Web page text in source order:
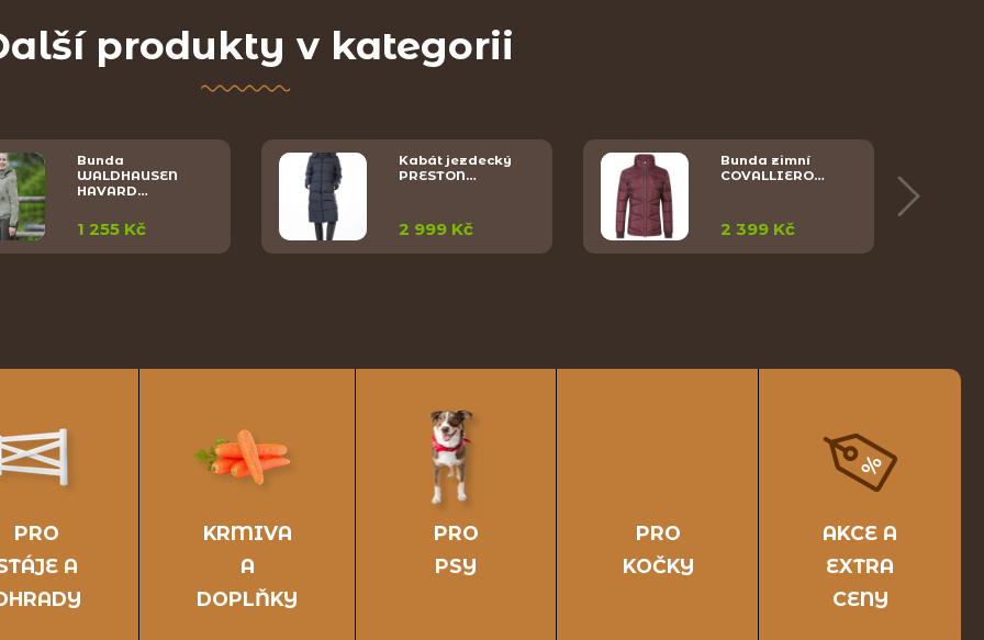
produkty v kategorii
Bunda
WALDHAUSEN
HAVARD…
1 255 Kč
Kabát jezdecký
PRESTON…
2 999 Kč
Bunda zimní
COVALLIERO…
2 399 Kč
PRO
A
KRMIVA
A
DOPLŇKY
PRO
PSY
PRO
KOČKY
AKCE A
EXTRA
CENY